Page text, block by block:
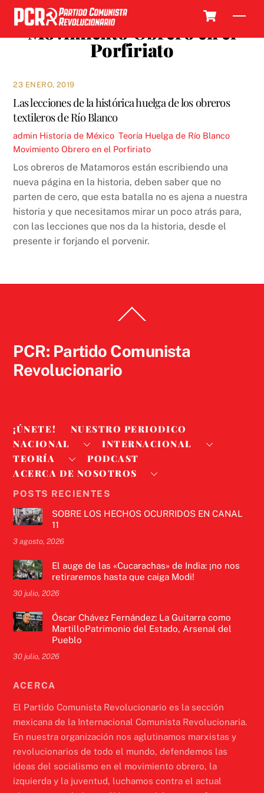
Skip
contentMovimiento Obrero en el
Porfiriato
23 ENERO, 2019
Las lecciones de la histórica huelga de los obreros
textileros de Río Blanco
admin Historia de México ,Teoría Huelga de Río Blanco
Movimiento Obrero en el Porfiriato
Los obreros de Matamoros están escribiendo una
nueva página en la historia, deben saber que no
parten de cero, que esta batalla no es ajena a nuestra
historia y que necesitamos mirar un poco atrás para,
con las lecciones que nos da la historia, desde el
presente ir forjando el porvenir.
To
PCR: Partido Comunista
Revolucionario
¡ÚNETE!
NUESTRO PERIODICO
NACIONAL
INTERNACIONAL
TEORÍA
PODCAST
ACERCA DE NOSOTROS
POSTS RECIENTES
SOBRE LOS HECHOS OCURRIDOS EN CANAL
11
3 agosto, 2026
El auge de las «Cucarachas» de India: ¡no nos
retiraremos hasta que caiga Modi!
30 julio, 2026
Óscar Chávez Fernández: La Guitarra como
MartilloPatrimonio del Estado, Arsenal del
Pueblo
30 julio, 2026
ACERCA
El Partido Comunista Revolucionario es la sección
mexicana de la Internacional Comunista Revolucionaria.
En nuestra organización nos aglutinamos marxistas y
revolucionarios de todo el mundo, defendemos las
ideas del socialismo en el movimiento obrero, la
izquierda y la juventud, luchamos contra el actual